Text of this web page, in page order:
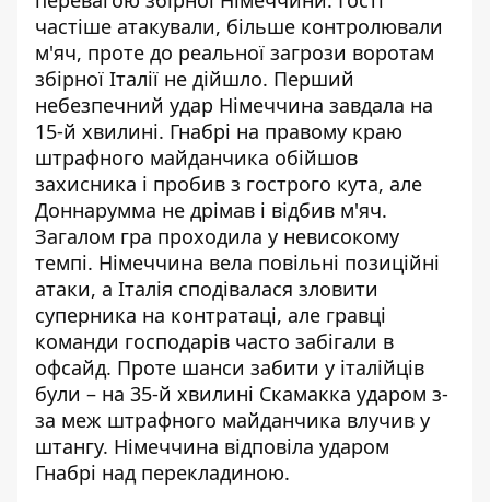
частіше атакували, більше контролювали
м'яч, проте до реальної загрози воротам
збірної Італії не дійшло. Перший
небезпечний удар Німеччина завдала на
15-й хвилині. Гнабрі на правому краю
штрафного майданчика обійшов
захисника і пробив з гострого кута, але
Доннарумма не дрімав і відбив м'яч.
Загалом гра проходила у невисокому
темпі. Німеччина вела повільні позиційні
атаки, а Італія сподівалася зловити
суперника на контратаці, але гравці
команди господарів часто забігали в
офсайд. Проте шанси забити у італійців
були – на 35-й хвилині Скамакка ударом з-
за меж штрафного майданчика влучив у
штангу. Німеччина відповіла ударом
Гнабрі над перекладиною.